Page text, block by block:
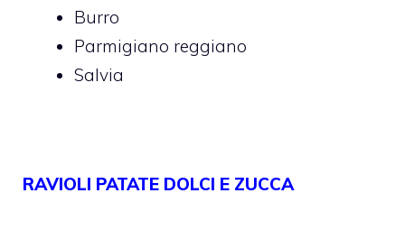
Burro
Parmigiano reggiano
Salvia
RAVIOLI PATATE DOLCI E ZUCCA